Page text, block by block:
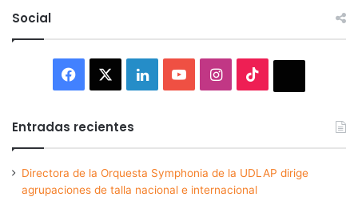
Social
Facebook LinkedInYouTubeInstagram
Entradas recientes
Directora de la Orquesta Symphonia de la UDLAP dirige
agrupaciones de talla nacional e internacional